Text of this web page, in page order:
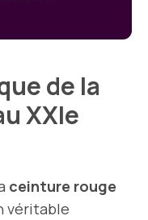
de la
XXIe
ceinture rouge
véritable